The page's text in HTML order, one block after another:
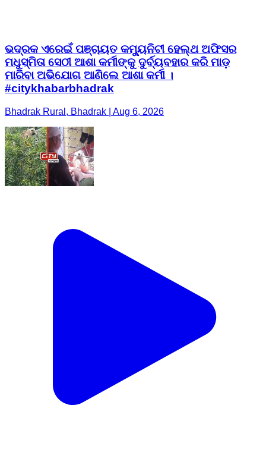
ଭଦ୍ରକ ଏରେଇଁ ପଞ୍ଚାୟତ କମ୍ୟୁନିଟୀ ହେଲ୍ଥ ଅଫିସର
ମଧୁସ୍ମିତା ସେଠୀ ଆଶା କର୍ମୀଙ୍କୁ ଦୁର୍ବ୍ୟବହାର କରି ମାଡ଼
ମାରିବା ଅଭିଯୋଗ ଆଣିଲେ ଆଶା କର୍ମୀ ।
#citykhabarbhadrak
Bhadrak Rural, Bhadrak | Aug 6, 2026